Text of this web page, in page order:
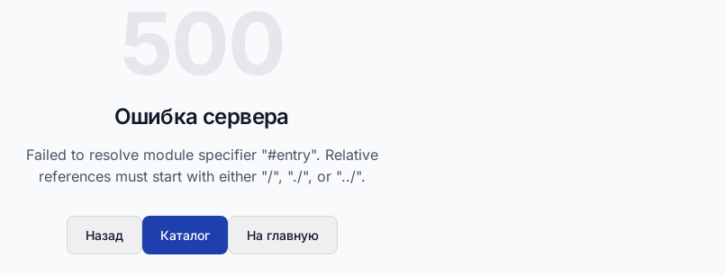
Ошибка сервера
Failed to resolve module specifier "#entry". Relative
references must start with either "/", "./", or "../".
Назад Каталог На главную